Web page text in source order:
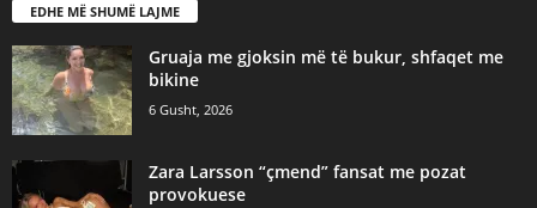
EDHE MË SHUMË LAJME
Gruaja me gjoksin më të bukur, shfaqet me
bikine
6 Gusht, 2026
Zara Larsson “çmend” fansat me pozat
provokuese